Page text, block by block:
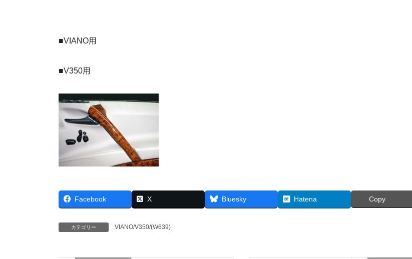
■VIANO用
■V350用
Facebook X Bluesky Hatena Copy
カテゴリー VIANO/V350/(W639)